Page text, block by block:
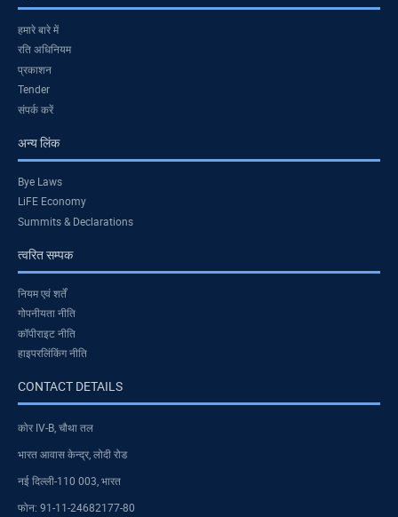
हमारे बारे में
रति अधिनियम
प्रकाशन
Tender
संपर्क करें
अन्य लिंक
Bye Laws
LiFE Economy
Summits & Declarations
त्वरित सम्पक
नियम एवं शर्तें
गोपनीयता नीति
कॉपीराइट नीति
हाइपरलिंकिंग नीति
CONTACT DETAILS
कोर IV-B, चौथा तल
भारत आवास केन्द्र, लोदी रोड
नई दिल्ली-110 003, भारत
फोन: 91-11-24682177-80